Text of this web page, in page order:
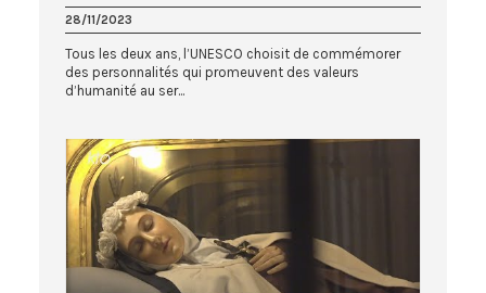
28/11/2023
Tous les deux ans, l’UNESCO choisit de commémorer
des personnalités qui promeuvent des valeurs
d’humanité au ser...